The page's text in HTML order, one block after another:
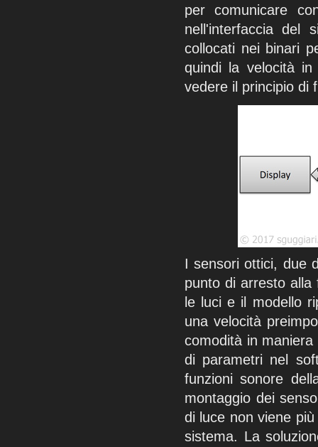
per comunicare
nell'interfaccia del
collocati nei binari
quindi la velocità
vedere il principio di
I sensori ottici, due
punto di arresto
le luci e il modello
una velocità
comodità in
di parametri nel
funzioni sonore
montaggio dei
di luce non viene
sistema. La